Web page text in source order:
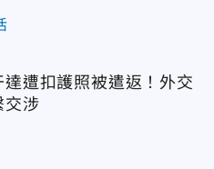
達遭扣護照被遣返！外交
交涉